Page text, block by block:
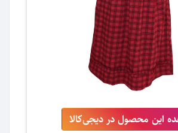
این محصول در دیجی‌کالا